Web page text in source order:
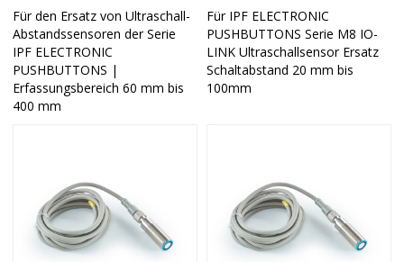
Für den Ersatz von Ultraschall-
Abstandssensoren der Serie
IPF ELECTRONIC
PUSHBUTTONS |
Erfassungsbereich 60 mm bis
400 mm
Für IPF ELECTRONIC
PUSHBUTTONS Serie M8 IO-
LINK Ultraschallsensor Ersatz
Schaltabstand 20 mm bis
100mm